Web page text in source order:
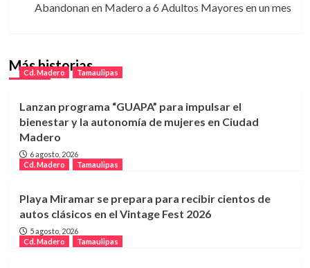
Abandonan en Madero a 6 Adultos Mayores en un mes
Más historias
Cd. Madero Tamaulipas
Lanzan programa “GUAPA” para impulsar el
bienestar y la autonomía de mujeres en Ciudad
Madero
6 agosto, 2026
Cd. Madero
Tamaulipas
Playa Miramar se prepara para recibir cientos de
autos clásicos en el Vintage Fest 2026
5 agosto, 2026
Cd. Madero
Tamaulipas